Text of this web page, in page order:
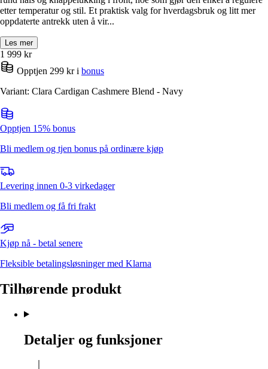
etter temperatur og stil. Et praktisk valg for hverdagsbruk og litt mer
oppdaterte antrekk uten å vir...
Les mer
1 999 kr
Opptjen 299 kr i bonus
Variant: Clara Cardigan Cashmere Blend - Navy
Opptjen 15% bonus
Bli medlem og tjen bonus på ordinære kjøp
Levering innen 0-3 virkedager
Bli medlem og få fri frakt
Kjøp nå - betal senere
Fleksible betalingsløsninger med Klarna
Tilhørende produkt
Detaljer og funksjoner